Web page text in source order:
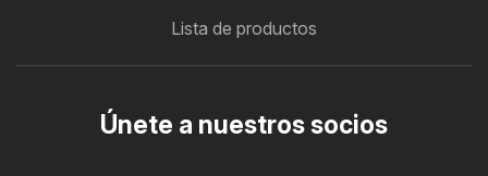
Lista de productos
Únete a nuestros socios